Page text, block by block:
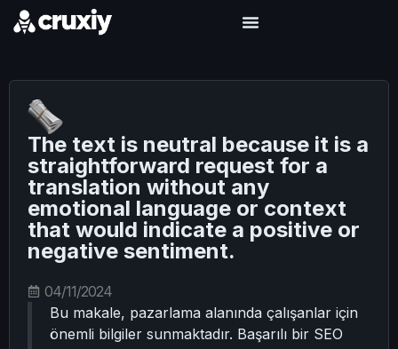
The text is neutral because it is a
straightforward request for a
translation without any
emotional language or context
that would indicate a positive or
negative sentiment.
04/11/2024
Bu makale, pazarlama alanında çalışanlar için
önemli bilgiler sunmaktadır. Başarılı bir SEO